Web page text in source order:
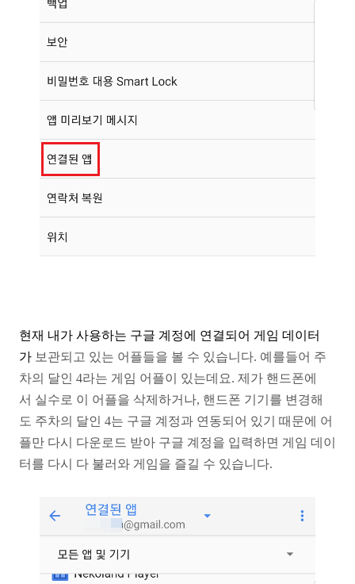
현재 내가 사용하는 구글 계정에 연결되어 게임 데이터
가 보관되고 있는 어플들을 볼 수 있습니다. 예를들어 주
차의 달인 4라는 게임 어플이 있는데요. 제가 핸드폰에
서 실수로 이 어플을 삭제하거나, 핸드폰 기기를 변경해
도 주차의 달인 4는 구글 계정과 연동되어 있기 때문에 어
플만 다시 다운로드 받아 구글 계정을 입력하면 게임 데이
터를 다시 다 불러와 게임을 즐길 수 있습니다.